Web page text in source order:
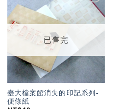
加入
望輕
已售完
臺大檔案館消失的印記系列-
便條紙